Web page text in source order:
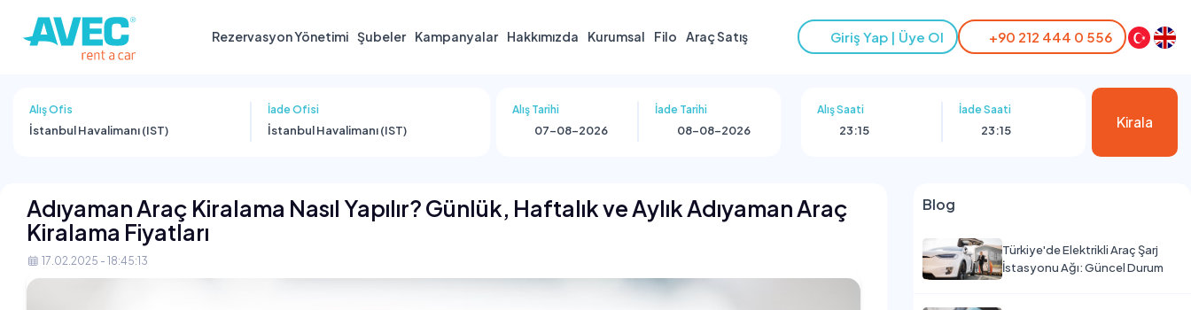
Rezervasyon Yönetimi Şubeler Kampanyalar Hakkımızda Kurumsal Filo Araç Satış Giriş Yap | Üye Ol +90 212 444 0 556
Alış Ofis
İstanbul Havalimanı (IST)
İade Ofisi
İstanbul Havalimanı (IST)
Alış Tarihi İade Tarihi Alış Saati
23:15
İade Saati
23:15 Kirala
Adıyaman Araç Kiralama Nasıl Yapılır? Günlük, Haftalık ve Aylık Adıyaman Araç
Kiralama Fiyatları
17.02.2025 - 18:45:13
Blog
Türkiye'de Elektrikli Araç Şarj
İstasyonu Ağı: Güncel Durum